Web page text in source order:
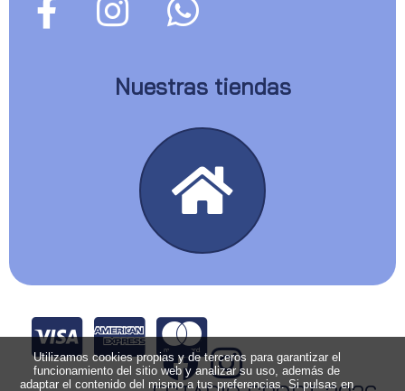
Nuestras tiendas
Utilizamos cookies propias y de terceros para garantizar el
funcionamiento del sitio web y analizar su uso, además de
adaptar el contenido del mismo a tus preferencias. Si pulsas en